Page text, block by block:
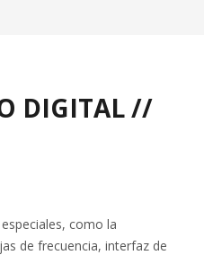
DIGITAL //
como la
de frecuencia, interfaz de